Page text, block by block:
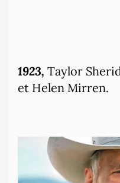
1923, Taylor
et Helen Mirren.